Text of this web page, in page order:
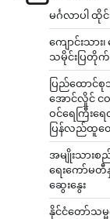
မင်္ဂလာပါ ထိုင်
ကျောင်းသား
သမိုင်းပြတို
ပြည်ထောင်စု
အောင်လှိုင် ငဝ
ဝင်ရေကြီး
ပြန်လည်ထူထ
အမျိုးသားစ
ရေးကော်မတီ
ဆွေးနွေး
နိုင်ငံတော်သမ္